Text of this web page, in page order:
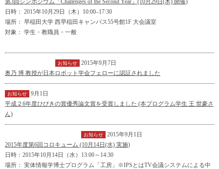
第3回シンポジウム「Challenges of the Second Year」(10月29日(木) 開催)
日時： 2015年10月29日（木）10:00–17:30
場所： 早稲田大学 西早稲田キャンパス55号館1F 大会議室
対象： 学生・教職員・一般
お知らせ
2015年9月7日
奥乃 博 教授が日本ロボット学会フェローに認証されました
お知らせ
9月1日
平成２6年度ひびきの賞優秀論文賞を受賞しました (本プログラム学生 王 世豪さ
ん)
お知らせ
2015年9月1日
2015年度第6回コロキューム (10月14日(水) 実施)
日時：2015年10月14日（水）13:00～14:30
場所： 実体情報学博士プログラム「工房」※IPSとはTV会議システムによる中